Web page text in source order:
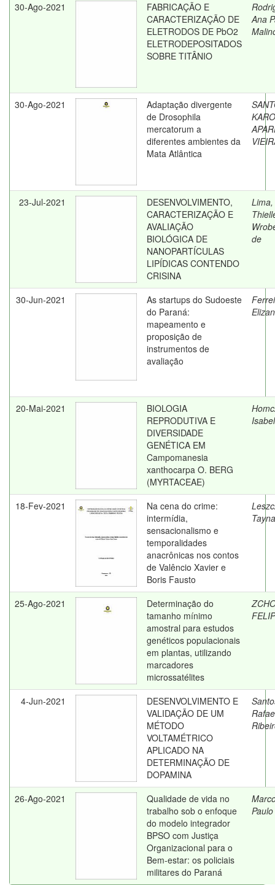
30-Ago-2021
FABRICAÇÃO E
CARACTERIZAÇÃO DE
ELETRODOS DE PbO2
ELETRODEPOSITADOS
SOBRE TITÂNIO
Ana
30-Ago-2021
Adaptação divergente
de Drosophila
mercatorum a
diferentes ambientes da
Mata Atlântica
23-Jul-2021
DESENVOLVIMENTO,
CARACTERIZAÇÃO E
AVALIAÇÃO
BIOLÓGICA DE
NANOPARTÍCULAS
LIPÍDICAS CONTENDO
CRISINA
Lima,
de
30-Jun-2021
As startups do Sudoeste
do Paraná:
mapeamento e
proposição de
instrumentos de
avaliação
20-Mai-2021
BIOLOGIA
REPRODUTIVA E
DIVERSIDADE
GENÉTICA EM
Campomanesia
xanthocarpa O. BERG
(MYRTACEAE)
Isabel
18-Fev-2021
Na cena do crime:
intermídia,
sensacionalismo e
temporalidades
anacrônicas nos contos
de Valêncio Xavier e
Boris Fausto
25-Ago-2021
Determinação do
tamanho mínimo
amostral para estudos
genéticos populacionais
em plantas, utilizando
marcadores
microssatélites
4-Jun-2021
DESENVOLVIMENTO E
VALIDAÇÃO DE UM
MÉTODO
VOLTAMÉTRICO
APLICADO NA
DETERMINAÇÃO DE
DOPAMINA
26-Ago-2021
Qualidade de vida no
trabalho sob o enfoque
do modelo integrador
BPSO com Justiça
Organizacional para o
Bem-estar: os policiais
militares do Paraná